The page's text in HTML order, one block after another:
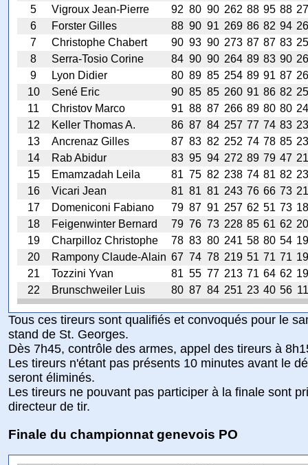
5
Vigroux Jean-Pierre 92 80 90 262 88 95 88
6
Forster Gilles 88 90 91 269 86 82 94
7
Christophe Chabert 90 93 90 273 87 87 83
8
Serra-Tosio Corine 84 90 90 264 89 83 90
9
Lyon Didier 80 89 85 254 89 91 87
10
Sené Eric 90 85 85 260 91 86 82
11
Christov Marco 91 88 87 266 89 80 80
12
Keller Thomas A. 86 87 84 257 77 74 83
13
Ancrenaz Gilles 87 83 82 252 74 78 85
14
Rab Abidur 83 95 94 272 89 79 47
15
Emamzadah Leila 81 75 82 238 74 81 82
16
Vicari Jean 81 81 81 243 76 66 73
17
Domeniconi Fabiano 79 87 91 257 62 51 73
18
Feigenwinter Bernard 79 76 73 228 85 61 62
19
Charpilloz Christophe 78 83 80 241 58 80 54
20
Rampony Claude-Alain 67 74 78 219 51 71 71
21
Tozzini Yvan 81 55 77 213 71 64 62
22
Brunschweiler Luis 80 87 84 251 23 40 56
Tous ces tireurs sont qualifiés et convoqués pour le
stand de St. Georges.
Dès 7h45, contrôle des armes, appel des tireurs à
Les tireurs n'étant pas présents 10 minutes avant le
seront éliminés.
Les tireurs ne pouvant pas participer à la finale sont
directeur de tir.
Finale du championnat genevois PO